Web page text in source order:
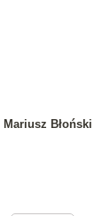
Mariusz Błoński